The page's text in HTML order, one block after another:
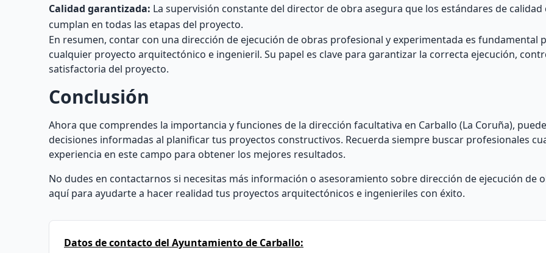
Calidad garantizada: La supervisión constante del director de obra asegura que los estándares de calidad
cumplan en todas las etapas del proyecto.
En resumen, contar con una dirección de ejecución de obras profesional y experimentada es fundamental
cualquier proyecto arquitectónico e ingenieril. Su papel es clave para garantizar la correcta ejecución,
satisfactoria del proyecto.
Conclusión
Ahora que comprendes la importancia y funciones de la dirección facultativa en Carballo (La Coruña),
decisiones informadas al planificar tus proyectos constructivos. Recuerda siempre buscar profesionales
experiencia en este campo para obtener los mejores resultados.
No dudes en contactarnos si necesitas más información o asesoramiento sobre dirección de ejecución de
aquí para ayudarte a hacer realidad tus proyectos arquitectónicos e ingenieriles con éxito.
Datos de contacto del Ayuntamiento de Carballo: